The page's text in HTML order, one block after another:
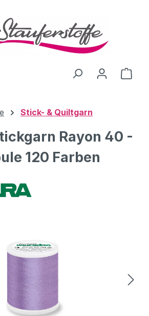
Stick- & Quiltgarn
Rayon 40 -
120 Farben